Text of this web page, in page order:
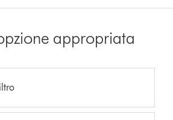
appropriata